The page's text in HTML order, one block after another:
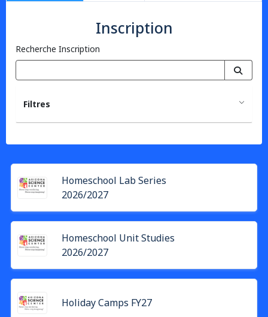
Inscription
Recherche Inscription
Filtres
Homeschool Lab Series
2026/2027
Homeschool Unit Studies
2026/2027
Holiday Camps FY27